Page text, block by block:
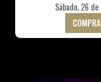
Sábado, 26